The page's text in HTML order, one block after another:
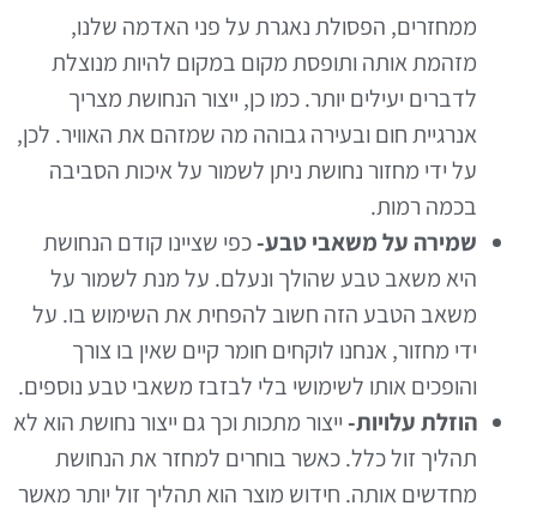
ממחזרים, הפסולת נאגרת על פני האדמה שלנו,
מזהמת אותה ותופסת מקום במקום להיות מנוצלת
לדברים יעילים יותר. כמו כן, ייצור הנחושת מצריך
אנרגיית חום ובעירה גבוהה מה שמזהם את האוויר. לכן,
על ידי מחזור נחושת ניתן לשמור על איכות הסביבה
בכמה רמות.
שמירה על משאבי טבע-כפי שציינו קודם הנחושת
היא משאב טבע שהולך ונעלם. על מנת לשמור על
משאב הטבע הזה חשוב להפחית את השימוש בו. על
ידי מחזור, אנחנו לוקחים חומר קיים שאין בו צורך
והופכים אותו לשימושי בלי לבזבז משאבי טבע נוספים.
הוזלת עלויות-ייצור מתכות וכך גם ייצור נחושת הוא לא
תהליך זול כלל. כאשר בוחרים למחזר את הנחושת
מחדשים אותה. חידוש מוצר הוא תהליך זול יותר מאשר